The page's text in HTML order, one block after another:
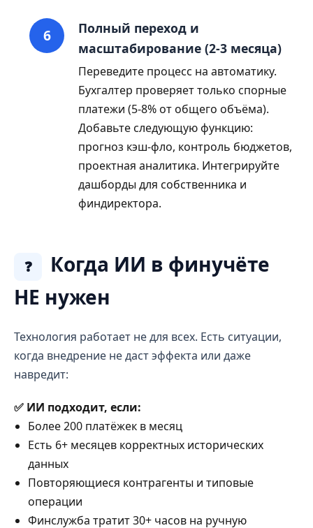
Полный переход и
масштабирование (2-3 месяца)
Переведите процесс на автоматику.
Бухгалтер проверяет только спорные
платежи (5-8% от общего объёма).
Добавьте следующую функцию:
прогноз кэш-фло, контроль бюджетов,
проектная аналитика. Интегрируйте
дашборды для собственника и
финдиректора.
❓
Когда ИИ в финучёте
НЕ нужен
Технология работает не для всех. Есть ситуации,
когда внедрение не даст эффекта или даже
навредит:
✅ ИИ подходит, если:
Более 200 платёжек в месяц
Есть 6+ месяцев корректных исторических
данных
Повторяющиеся контрагенты и типовые
операции
Финслужба тратит 30+ часов на ручную